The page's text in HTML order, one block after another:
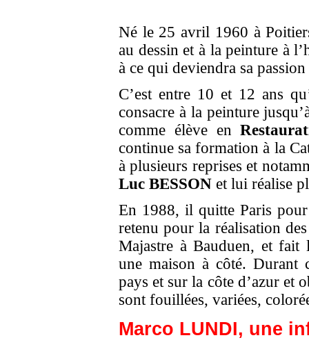
Né le 25 avril 1960 à
au dessin et à la peinture à
à ce qui deviendra sa
C’est entre 10 et 12 ans
consacre à la peinture
comme élève en
continue sa formation à la
à plusieurs reprises et
Luc BESSON et lui réalise
En 1988, il quitte Paris
retenu pour la réalisation
Majastre à Bauduen, et fait
une maison à côté. Durant
pays et sur la côte d’azur et
sont fouillées, variées,
Marco LUNDI, une